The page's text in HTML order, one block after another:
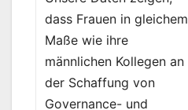
dass Frauen in gleichem
Maße wie ihre
männlichen Kollegen an
der Schaffung von
Governance- und